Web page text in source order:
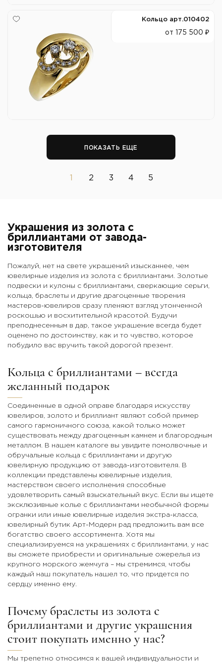
Кольцо арт.010402
от 175 500 ₽
ПОКАЗАТЬ ЕЩЕ
2 3 4 5
Украшения из золота с
бриллиантами от завода-
изготовителя
Пожалуй, нет на свете украшений изысканнее, чем
ювелирные изделия из золота с бриллиантами. Золотые
подвески и кулоны с бриллиантами, сверкающие серьги,
кольца, браслеты и другие драгоценные творения
мастеров-ювелиров сразу пленяют взгляд утонченной
роскошью и восхитительной красотой. Будучи
преподнесенным в дар, такое украшение всегда будет
оценено по достоинству, как и то чувство, которое
побудило вас вручить такой дорогой презент.
Кольца с бриллиантами – всегда
желанный подарок
Соединенные в одной оправе благодаря искусству
ювелиров, золото и бриллиант являют собой пример
самого гармоничного союза, какой только может
существовать между драгоценным камнем и благородным
металлом. В нашем каталоге вы увидите помолвочные и
обручальные кольца с бриллиантами и другую
ювелирную продукцию от завода-изготовителя. В
коллекции представлены ювелирные изделия,
мастерством своего исполнения способные
удовлетворить самый взыскательный вкус. Если вы ищете
эксклюзивные колье с бриллиантами необычной формы
огранки или иные ювелирные изделия экстра-класса,
ювелирный бутик Арт-Модерн рад предложить вам все
богатство своего ассортимента. Хотя мы
специализируемся на украшениях с бриллиантами, у нас
вы сможете приобрести и оригинальные ожерелья из
крупного морского жемчуга – мы стремимся, чтобы
каждый наш покупатель нашел то, что придется по
сердцу именно ему.
Почему браслеты из золота с
бриллиантами и другие украшения
стоит покупать именно у нас?
Мы трепетно относимся к вашей индивидуальности и